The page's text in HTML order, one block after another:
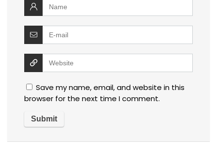
Save my name, email, and website in this
browser for the next time I comment.